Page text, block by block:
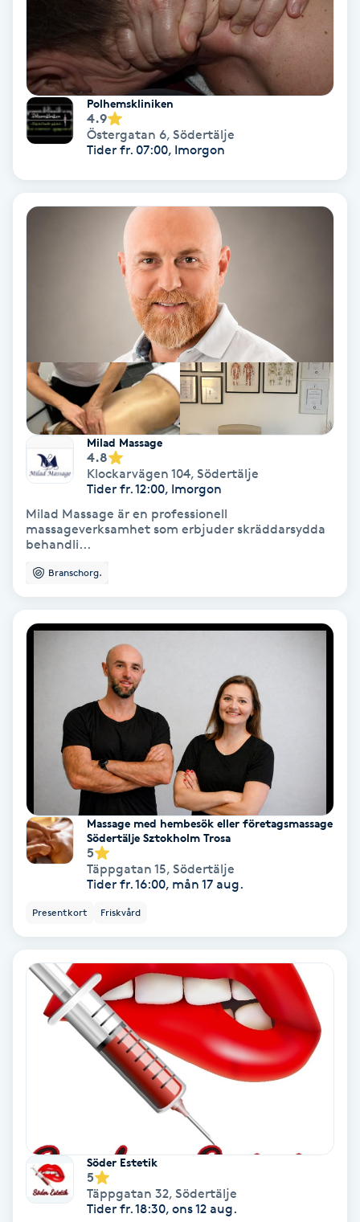
Nagelförlängning akryl
Nagelförlängning gelé
Nagelförlängning glasfiber
Nagelförstärkning
Nagelvård
Naglar borttagning
Naglar reparation
Naprapati
Navelpiercing
Olaplexbehandling
Ombre
Ombre brows
Ortobionomi
Paraffinbehandling
Pedikyr
Polhemskliniken
4.9
Östergatan 6, Södertälje
Tider fr. 07:00, Imorgon
Milad Massage
4.8
Klockarvägen 104, Södertälje
Tider fr. 12:00, Imorgon
Milad Massage är en professionell
massageverksamhet som erbjuder skräddarsydda
behandli...
Branschorg.
Massage med hembesök eller företagsmassage
Södertälje Sztokholm Trosa
5
Täppgatan 15, Södertälje
Tider fr. 16:00, mån 17 aug.
Presentkort Friskvård
Söder Estetik
5
Täppgatan 32, Södertälje
Tider fr. 18:30, ons 12 aug.